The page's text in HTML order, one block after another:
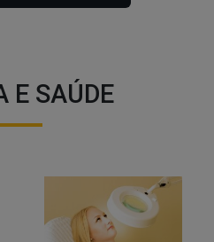
E SAÚDE